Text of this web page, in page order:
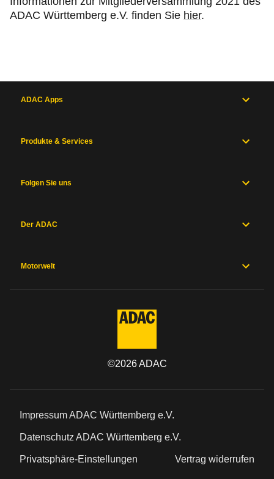
ADAC Württemberg e.V. finden Sie hier.
ADAC Apps
Produkte & Services
Folgen Sie uns
Der ADAC
Motorwelt
©2026ADAC
Impressum ADAC Württemberg e.V.
Datenschutz ADAC Württemberg e.V.
Privatsphäre-Einstellungen Vertrag widerrufen